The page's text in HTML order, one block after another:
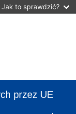
Jak to sprawdzić?
przez UE